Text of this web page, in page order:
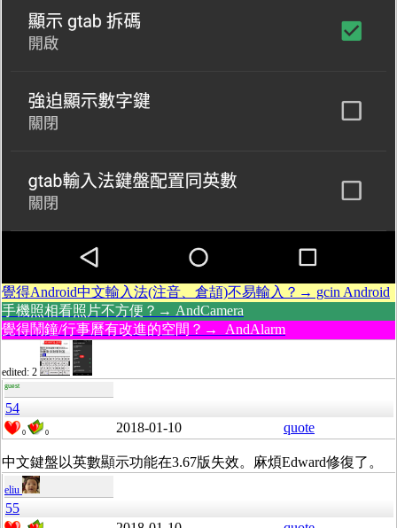
覺得Android中文輸入法(注音、倉頡)不易輸入？→ gcin Android
手機照相看照片不方便？→ AndCamera
覺得鬧鐘/行事曆有改進的空間？→ AndAlarm
edited: 2
guest
54
0 0 2018-01-10 quote
中文鍵盤以英數顯示功能在3.67版失效。麻煩Edward修復了。
eliu
55